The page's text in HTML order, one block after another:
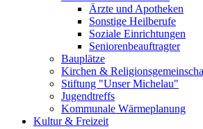
Ärzte und Apotheken
Sonstige Heilberufe
Soziale Einrichtungen
Seniorenbeauftragter
Bauplätze
Kirchen &
Stiftung "Unser Michelau"
Jugendtreffs
Kommunale Wärmeplanung
Kultur & Freizeit